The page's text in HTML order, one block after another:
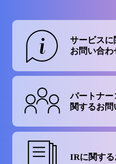
サービスに
お問い合わ
パートナー
関するお
IRに関する